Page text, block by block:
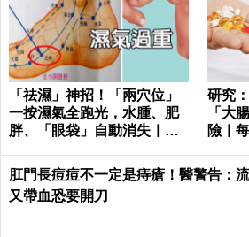
「祛濕」神招！「兩穴位」
一按濕氣全跑光，水腫、肥
胖、「眼袋」自動消失｜每
研究
「大
險｜
肛門長痘痘不一定是痔瘡！醫警告：
又帶血恐要開刀